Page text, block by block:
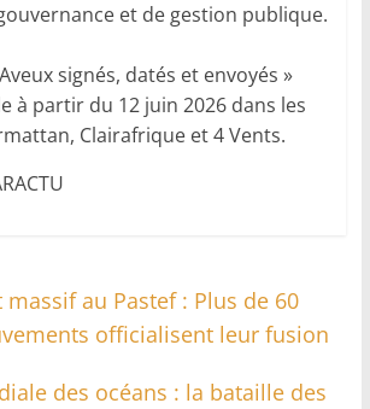
et de gestion publique.
signés, datés et envoyés »
à partir du 12 juin 2026 dans les
Clairafrique et 4 Vents.
massif au Pastef : Plus de 60
officialisent leur fusion
des océans : la bataille des